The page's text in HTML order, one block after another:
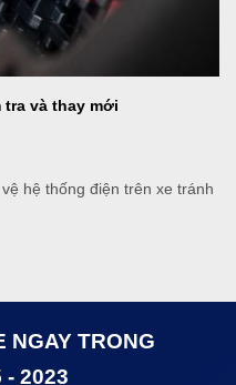
tra và thay mới
hệ thống điện trên xe tránh
NGAY TRONG
- 2023